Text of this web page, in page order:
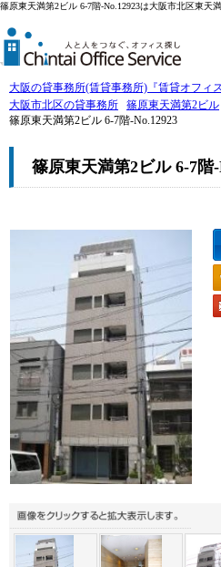
篠原東天満第2ビル 6-7階-No.12923は大阪市北区東天
大阪の貸事務所(賃貸事務所)『賃貸オフィ
大阪市北区の貸事務所
篠原東天満第2ビル
篠原東天満第2ビル 6-7階-No.12923
篠原東天満第2ビル 6-7階-